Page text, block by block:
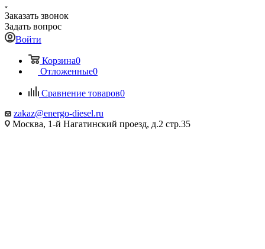
Заказать звонок
Задать вопрос
Войти
Корзина0
Отложенные0
Сравнение товаров0
zakaz@energo-diesel.ru
Москва, 1-й Нагатинский проезд, д.2 стр.35